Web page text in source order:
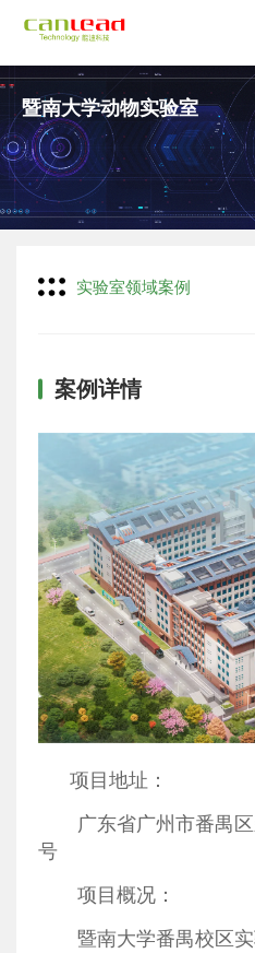
暨南大学动物实验室
实验室领域案例
案例详情
项目地址：
广东省广州市番禺区
号
项目概况：
暨南大学番禺校区实